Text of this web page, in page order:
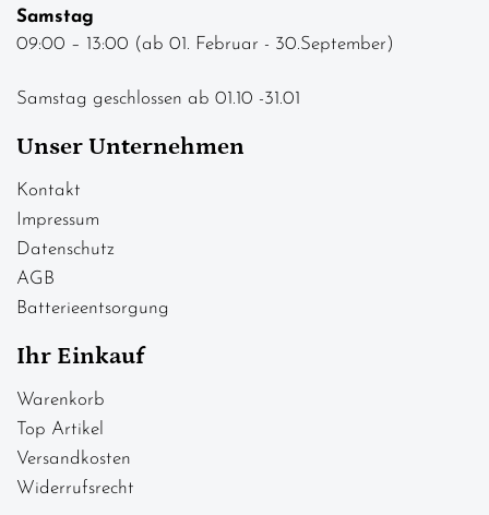
Samstag
09:00 – 13:00 (ab 01. Februar - 30.September)
Samstag geschlossen ab 01.10 -31.01
Unser Unternehmen
Kontakt
Impressum
Datenschutz
AGB
Batterieentsorgung
Ihr Einkauf
Warenkorb
Top Artikel
Versandkosten
Widerrufsrecht